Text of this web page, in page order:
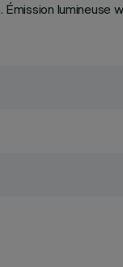
lumineuse